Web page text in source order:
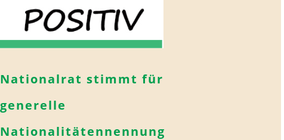
Nationalrat stimmt für
generelle
Nationalitätennennung